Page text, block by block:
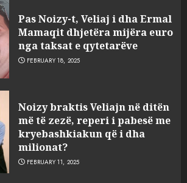
Pas Noizy-t, Veliaj i dha Ermal
Mamaqit dhjetëra mijëra euro
nga taksat e qytetarëve
FEBRUARY 18, 2025
Noizy braktis Veliajn në ditën
më të zezë, reperi i pabesë me
kryebashkiakun që i dha
milionat?
FEBRUARY 11, 2025
sulmuan “One Albania”,
ngjarja u fsheh. A u vodhën
serverat?
MARCH 25, 2025